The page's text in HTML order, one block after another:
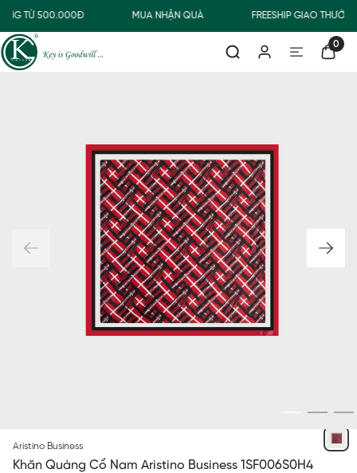
TỪ 500.000Đ MUA NHẬN QUÀ FREESHIP GIAO
0
Aristino Business
Khăn Quàng Cổ Nam Aristino Business 1SF006S0H4